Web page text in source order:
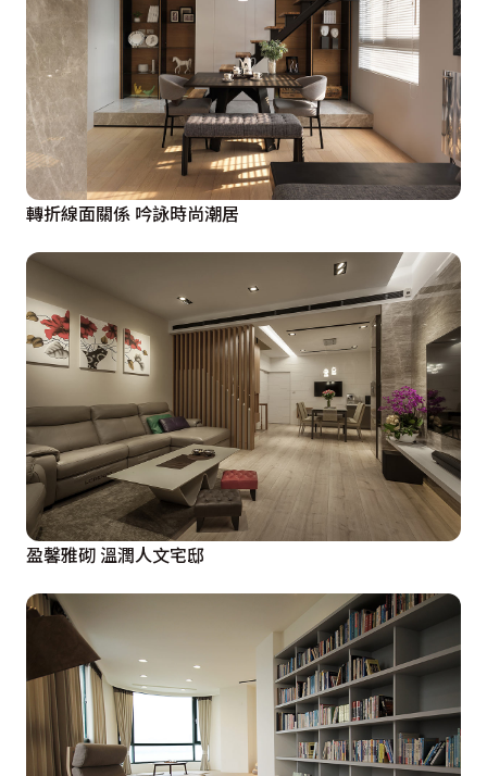
轉折線面關係 吟詠時尚潮居
盈馨雅砌 溫潤人文宅邸